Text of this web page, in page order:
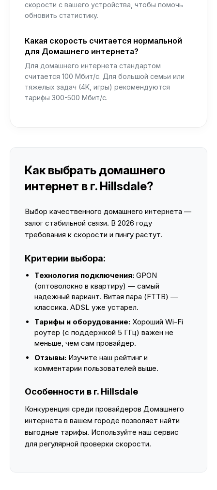
скорости с вашего устройства, чтобы помочь
обновить статистику.
Какая скорость считается нормальной
для Домашнего интернета?
Для домашнего интернета стандартом
считается 100 Мбит/с. Для большой семьи или
тяжелых задач (4K, игры) рекомендуются
тарифы 300-500 Мбит/с.
Как выбрать домашнего
интернет в г. Hillsdale?
Выбор качественного домашнего интернета —
залог стабильной связи. В 2026 году
требования к скорости и пингу растут.
Критерии выбора:
Технология подключения: GPON
(оптоволокно в квартиру) — самый
надежный вариант. Витая пара (FTTB) —
классика. ADSL уже устарел.
Тарифы и оборудование: Хороший Wi-Fi
роутер (с поддержкой 5 ГГц) важен не
меньше, чем сам провайдер.
Отзывы: Изучите наш рейтинг и
комментарии пользователей выше.
Особенности в г. Hillsdale
Конкуренция среди провайдеров Домашнего
интернета в вашем городе позволяет найти
выгодные тарифы. Используйте наш сервис
для регулярной проверки скорости.